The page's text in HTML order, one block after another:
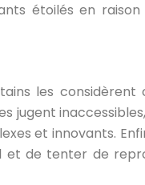
étoilés en
les considèrent
jugent
et innovants.
et de tenter de